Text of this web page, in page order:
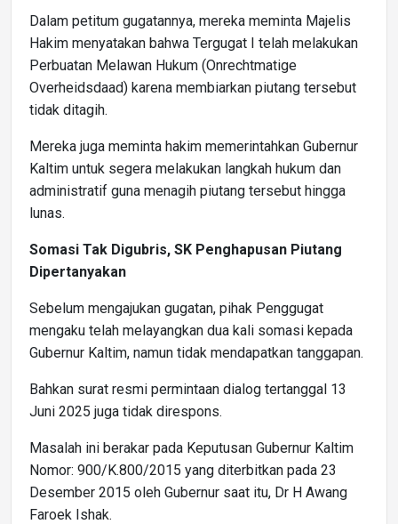
Dalam petitum gugatannya, mereka meminta Majelis
Hakim menyatakan bahwa Tergugat I telah melakukan
Perbuatan Melawan Hukum (Onrechtmatige
Overheidsdaad) karena membiarkan piutang tersebut
tidak ditagih.
Mereka juga meminta hakim memerintahkan Gubernur
Kaltim untuk segera melakukan langkah hukum dan
administratif guna menagih piutang tersebut hingga
lunas.
Somasi Tak Digubris, SK Penghapusan Piutang
Dipertanyakan
Sebelum mengajukan gugatan, pihak Penggugat
mengaku telah melayangkan dua kali somasi kepada
Gubernur Kaltim, namun tidak mendapatkan tanggapan.
Bahkan surat resmi permintaan dialog tertanggal 13
Juni 2025 juga tidak direspons.
Masalah ini berakar pada Keputusan Gubernur Kaltim
Nomor: 900/K.800/2015 yang diterbitkan pada 23
Desember 2015 oleh Gubernur saat itu, Dr H Awang
Faroek Ishak.